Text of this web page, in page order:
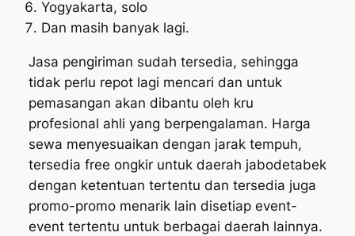
Yogyakarta, solo
Dan masih banyak lagi.
Jasa pengiriman sudah tersedia, sehingga
tidak perlu repot lagi mencari dan untuk
pemasangan akan dibantu oleh kru
profesional ahli yang berpengalaman. Harga
sewa menyesuaikan dengan jarak tempuh,
tersedia free ongkir untuk daerah jabodetabek
dengan ketentuan tertentu dan tersedia juga
promo-promo menarik lain disetiap event-
event tertentu untuk berbagai daerah lainnya.